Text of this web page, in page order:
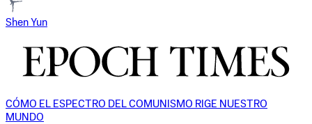
Shen Yun
CÓMO EL ESPECTRO DEL COMUNISMO RIGE NUESTRO
MUNDO